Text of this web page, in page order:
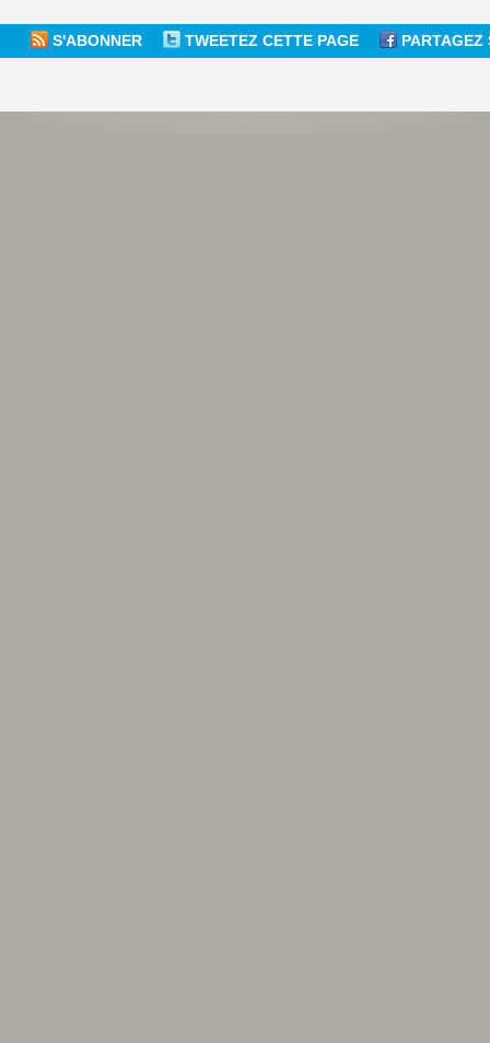
S'ABONNER TWEETEZ CETTE PAGE PARTAGEZ